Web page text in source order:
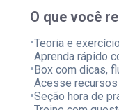
O que você
•Teoria e
Aprenda rápido
•Box com dicas,
Acesse
•Seção hora de